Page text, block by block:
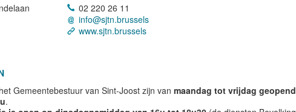
02 220 26 11
info@sjtn.brussels
www.sjtn.brussels
Gemeentebestuur van Sint-Joost zijn vanmaandag tot vrijdag geopend
.